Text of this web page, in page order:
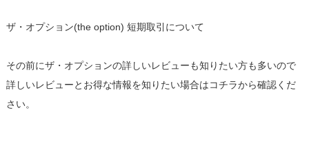
ザ・オプション(the option) 短期取引について
その前にザ・オプションの詳しいレビューも知りたい方も多いので
詳しいレビューとお得な情報を知りたい場合はコチラから確認くだ
さい。